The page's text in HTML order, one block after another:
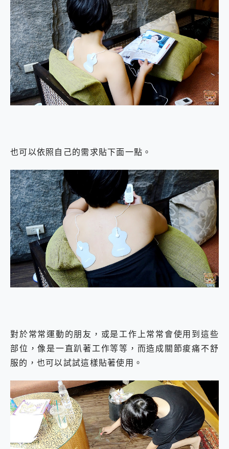
也可以依照自己的需求貼下面一點。
對於常常運動的朋友，或是工作上常常會使用到這些
部位，像是一直趴著工作等等，而造成關節痠痛不舒
服的，也可以試試這樣貼著使用。